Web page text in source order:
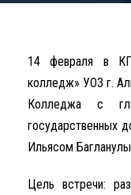
14 февраля в
колледж» УОЗ г.
Колледжа с
государственных
Ильясом
Цель встречи: